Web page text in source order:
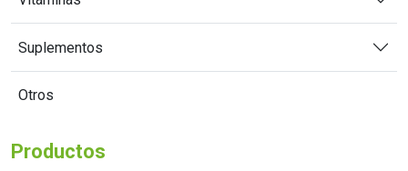
Suplementos
Otros
Productos